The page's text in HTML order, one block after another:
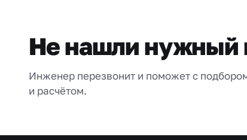
Не нашли нужный
Инженер перезвонит и поможет с
и расчётом.